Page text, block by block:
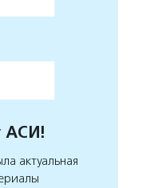
АСИ!
актуальная